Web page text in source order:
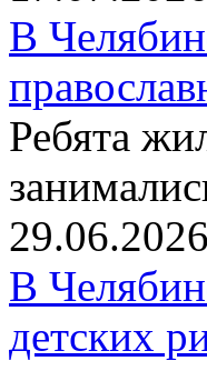
В
Ребята
В
детских